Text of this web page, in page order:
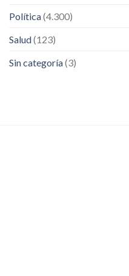
Política(4.300)
Salud(123)
Sin categoría(3)